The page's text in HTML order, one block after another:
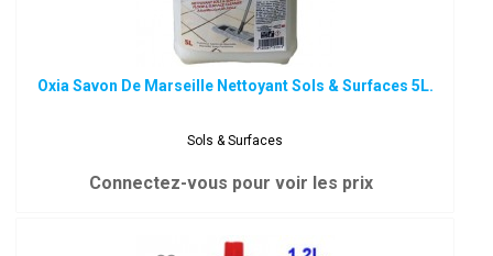
Oxia Savon De Marseille Nettoyant Sols & Surfaces 5L.
Sols & Surfaces
Connectez-vous pour voir les prix